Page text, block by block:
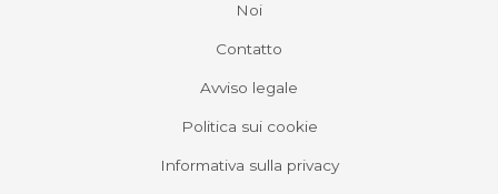
Noi
Contatto
Avviso legale
Politica sui cookie
Informativa sulla privacy